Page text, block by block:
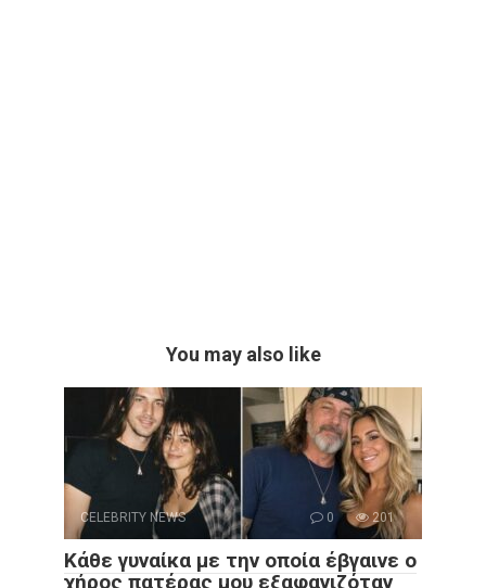
You may also like
CELEBRITY NEWS 0 201
Κάθε γυναίκα με την οποία έβγαινε ο
χήρος πατέρας μου εξαφανιζόταν